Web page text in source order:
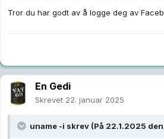
Tror du har godt av å logge deg av
En Gedi
Skrevet 22. januar 2025
uname -i skrev (På 22.1.2025 den